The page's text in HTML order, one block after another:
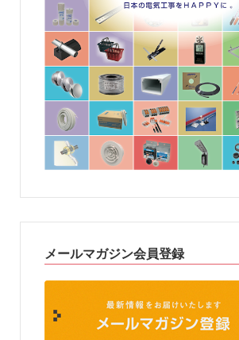
メールマガジン会員登録